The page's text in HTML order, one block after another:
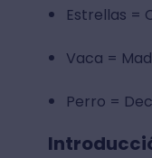
Estrellas =
Vaca =
Perro =